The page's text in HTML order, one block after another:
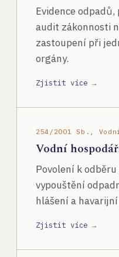
Evidence
audit zákonnosti
zastoupení při
orgány.
Zjistit více →
254/2001 Sb.,
Vodní
Povolení k
vypouštění
hlášení a
Zjistit více →